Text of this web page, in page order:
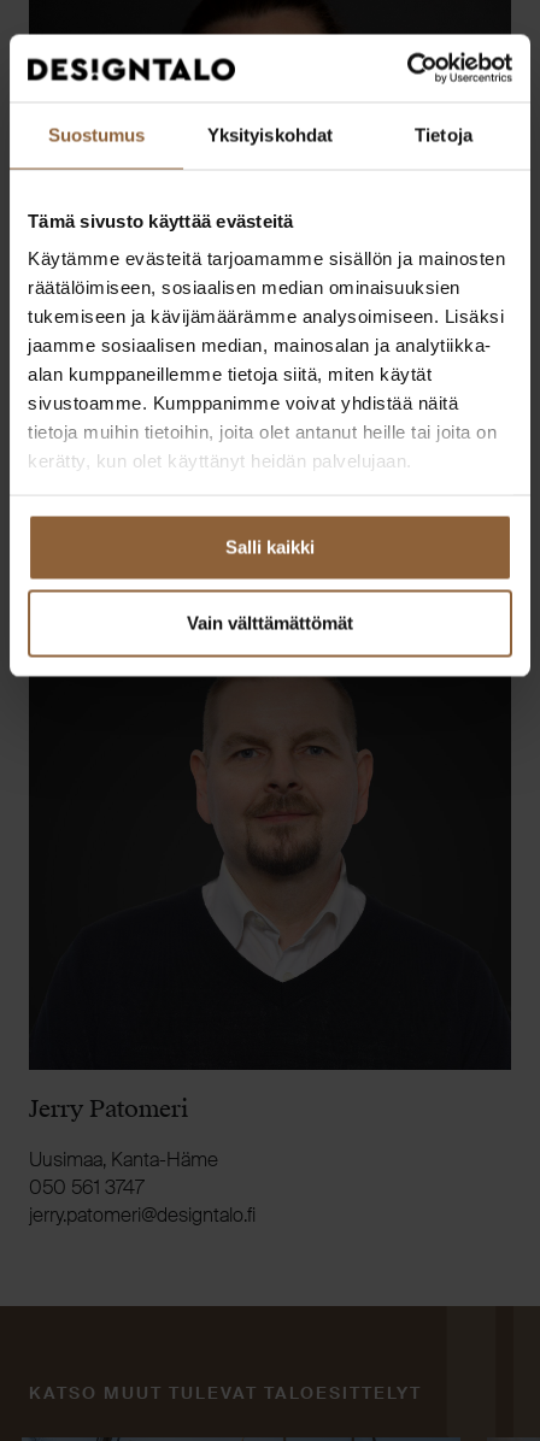
Suostumus Yksityiskohdat Tietoja
Tämä sivusto käyttää evästeitä
Käytämme evästeitä tarjoamamme sisällön ja mainosten
räätälöimiseen, sosiaalisen median ominaisuuksien
tukemiseen ja kävijämäärämme analysoimiseen. Lisäksi
jaamme sosiaalisen median, mainosalan ja analytiikka-
alan kumppaneillemme tietoja siitä, miten käytät
sivustoamme. Kumppanimme voivat yhdistää näitä
tietoja muihin tietoihin, joita olet antanut heille tai joita on
kerätty, kun olet käyttänyt heidän palvelujaan.
Salli kaikki
Vain välttämättömät
Niina Sinkkonen
040 670 8484
if.olatngised@nenokknis.aniin
Jerry Patomeri
Uusimaa, Kanta-Häme
050 561 3747
if.olatngised@iremotap.yrrej
KATSO MUUT TULEVAT TALOESITTELYT